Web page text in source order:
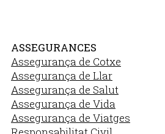
ASSEGURANCES
Assegurança de Cotxe
Assegurança de Llar
Assegurança de Salut
Assegurança de Vida
Assegurança de Viatges